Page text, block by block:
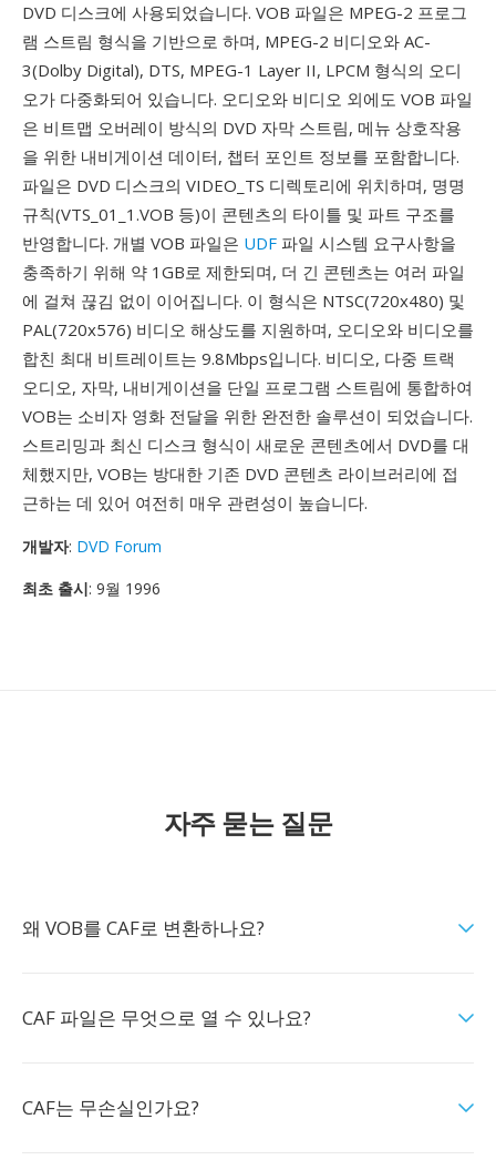
DVD 디스크에 사용되었습니다. VOB 파일은 MPEG-2 프로그
램 스트림 형식을 기반으로 하며, MPEG-2 비디오와 AC-
3(Dolby Digital), DTS, MPEG-1 Layer II, LPCM 형식의 오디
오가 다중화되어 있습니다. 오디오와 비디오 외에도 VOB 파일
은 비트맵 오버레이 방식의 DVD 자막 스트림, 메뉴 상호작용
을 위한 내비게이션 데이터, 챕터 포인트 정보를 포함합니다.
파일은 DVD 디스크의 VIDEO_TS 디렉토리에 위치하며, 명명
규칙(VTS_01_1.VOB 등)이 콘텐츠의 타이틀 및 파트 구조를
반영합니다. 개별 VOB 파일은 UDF 파일 시스템 요구사항을
충족하기 위해 약 1GB로 제한되며, 더 긴 콘텐츠는 여러 파일
에 걸쳐 끊김 없이 이어집니다. 이 형식은 NTSC(720x480) 및
PAL(720x576) 비디오 해상도를 지원하며, 오디오와 비디오를
합친 최대 비트레이트는 9.8Mbps입니다. 비디오, 다중 트랙
오디오, 자막, 내비게이션을 단일 프로그램 스트림에 통합하여
VOB는 소비자 영화 전달을 위한 완전한 솔루션이 되었습니다.
스트리밍과 최신 디스크 형식이 새로운 콘텐츠에서 DVD를 대
체했지만, VOB는 방대한 기존 DVD 콘텐츠 라이브러리에 접
근하는 데 있어 여전히 매우 관련성이 높습니다.
개발자: DVD Forum
최초 출시: 9월 1996
자주 묻는 질문
왜 VOB를 CAF로 변환하나요?
CAF 파일은 무엇으로 열 수 있나요?
CAF는 무손실인가요?